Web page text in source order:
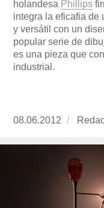
holandesa Phillips
integra la eficafia de
y versátil con un
popular serie de
es una pieza que
industrial.
Publicado
08.06.2012